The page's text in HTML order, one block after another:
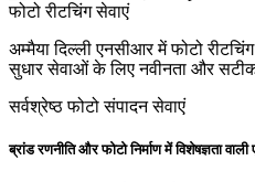
फोटो रीटचिंग सेवाएं
अम्मैया दिल्ली एनसीआर में फोटो
सुधार सेवाओं के लिए नवीनता और
सर्वश्रेष्ठ फोटो संपादन सेवाएं
ब्रांड रणनीति और फोटो निर्माण में विशेषज्ञता